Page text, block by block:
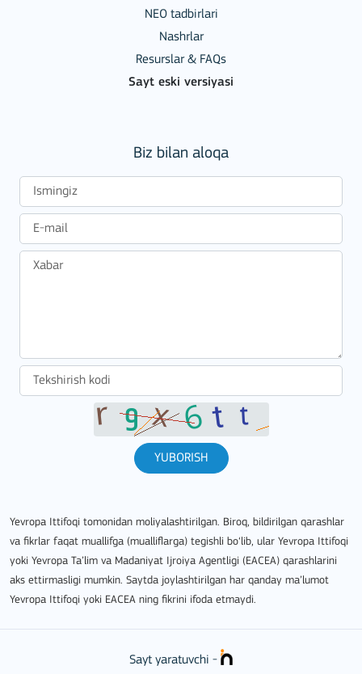
NEO tadbirlari
Nashrlar
Resurslar & FAQs
Sayt eski versiyasi
Biz bilan aloqa
YUBORISH
Yevropa Ittifoqi tomonidan moliyalashtirilgan. Biroq, bildirilgan qarashlar
va fikrlar faqat muallifga (mualliflarga) tegishli bo‘lib, ular Yevropa Ittifoqi
yoki Yevropa Ta’lim va Madaniyat Ijroiya Agentligi (EACEA) qarashlarini
aks ettirmasligi mumkin. Saytda joylashtirilgan har qanday ma’lumot
Yevropa Ittifoqi yoki EACEA ning fikrini ifoda etmaydi.
Sayt yaratuvchi -